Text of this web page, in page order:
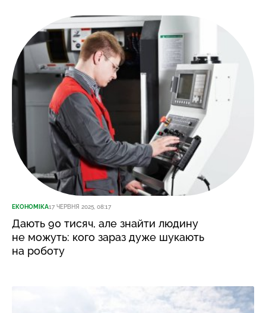
ЕКОНОМІКА17 ЧЕРВНЯ 2025, 08:17
Дають 90 тисяч, але знайти людину
не можуть: кого зараз дуже шукають
на роботу